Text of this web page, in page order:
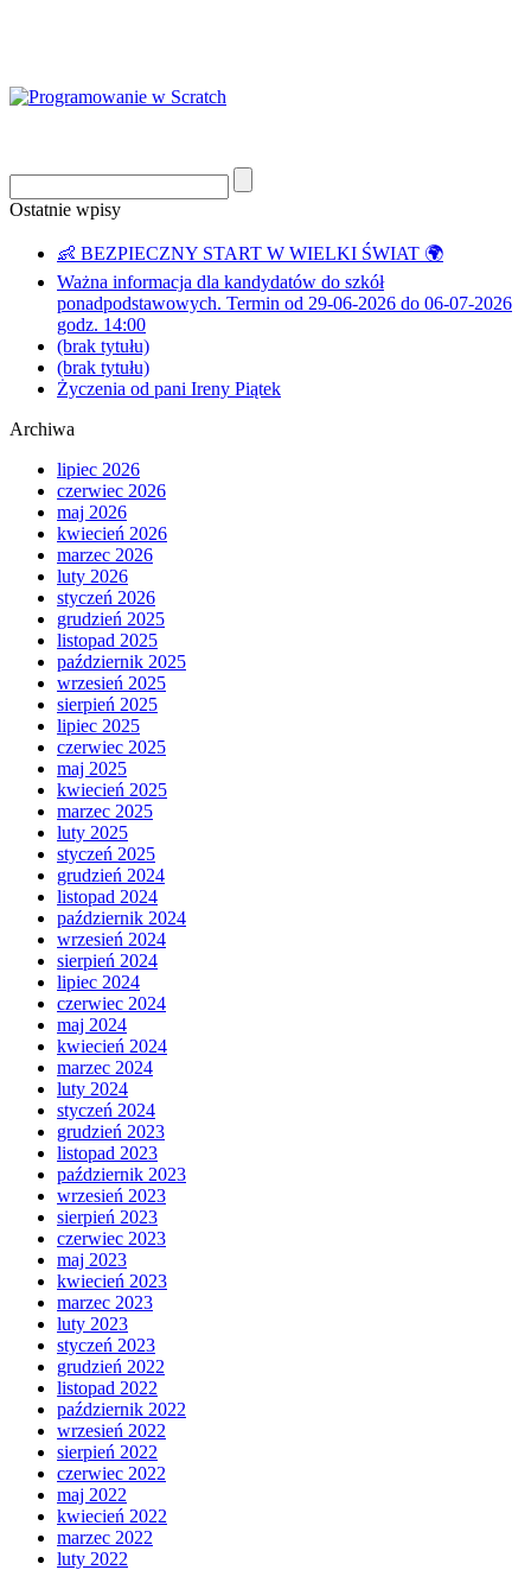
Ostatnie wpisy
👶 BEZPIECZNY START W WIELKI ŚWIAT 🌍
Ważna informacja dla kandydatów do szkół
ponadpodstawowych. Termin od 29-06-2026 do 06-07-2026
godz. 14:00
(brak tytułu)
(brak tytułu)
Życzenia od pani Ireny Piątek
Archiwa
lipiec 2026
czerwiec 2026
maj 2026
kwiecień 2026
marzec 2026
luty 2026
styczeń 2026
grudzień 2025
listopad 2025
październik 2025
wrzesień 2025
sierpień 2025
lipiec 2025
czerwiec 2025
maj 2025
kwiecień 2025
marzec 2025
luty 2025
styczeń 2025
grudzień 2024
listopad 2024
październik 2024
wrzesień 2024
sierpień 2024
lipiec 2024
czerwiec 2024
maj 2024
kwiecień 2024
marzec 2024
luty 2024
styczeń 2024
grudzień 2023
listopad 2023
październik 2023
wrzesień 2023
sierpień 2023
czerwiec 2023
maj 2023
kwiecień 2023
marzec 2023
luty 2023
styczeń 2023
grudzień 2022
listopad 2022
październik 2022
wrzesień 2022
sierpień 2022
czerwiec 2022
maj 2022
kwiecień 2022
marzec 2022
luty 2022